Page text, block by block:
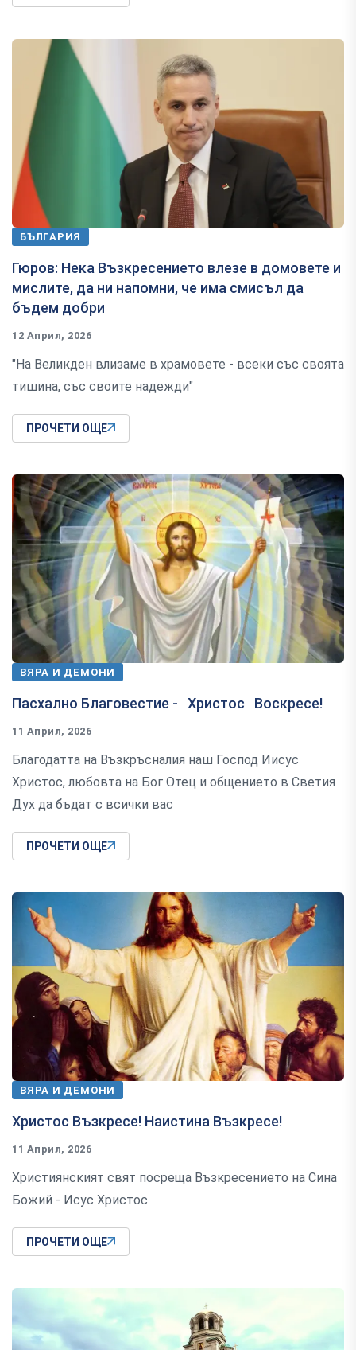
БЪЛГАРИЯ
Гюров: Нека Възкресението влезе в домовете и
мислите, да ни напомни, че има смисъл да
бъдем добри
12 Април, 2026
"На Великден влизаме в храмовете - всеки със своята
тишина, със своите надежди"
ПРОЧЕТИ ОЩЕ
ВЯРА И ДЕМОНИ
Пасхално Благовестие - Христос Воскресе!
11 Април, 2026
Благодатта на Възкръсналия наш Господ Иисус
Христос, любовта на Бог Отец и общението в Светия
Дух да бъдат с всички вас
ПРОЧЕТИ ОЩЕ
ВЯРА И ДЕМОНИ
Христос Възкресе! Наистина Възкресе!
11 Април, 2026
Християнският свят посреща Възкресението на Сина
Божий - Исус Христос
ПРОЧЕТИ ОЩЕ